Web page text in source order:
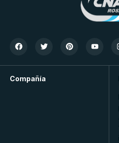
Compañía